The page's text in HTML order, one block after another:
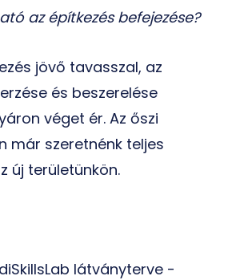
az építkezés befejezése?
jövő tavasszal, az
és beszerelése
véget ér. Az őszi
már szeretnénk teljes
új területünkön.
látványterve -